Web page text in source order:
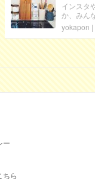
インスタ
か、みん
yokapon |
ー
ちら